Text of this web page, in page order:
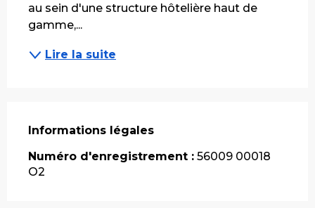
au sein d'une structure hôtelière haut de
gamme,...
Lire la suite
Informations légales
Informations légales
Numéro d'enregistrement : 56009 00018
O2